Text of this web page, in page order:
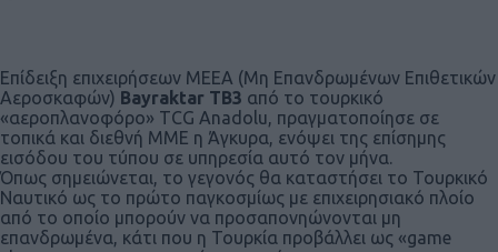
Επίδειξη επιχειρήσεων ΜΕΕΑ (Μη Επανδρωμένων Επιθετικών
Αεροσκαφών) Bayraktar TB3 από το τουρκικό
«αεροπλανοφόρο» TCG Anadolu, πραγματοποίησε σε
τοπικά και διεθνή ΜΜΕ η Άγκυρα, ενόψει της επίσημης
εισόδου του τύπου σε υπηρεσία αυτό τον μήνα.
Όπως σημειώνεται, το γεγονός θα καταστήσει το Τουρκικό
Ναυτικό ως το πρώτο παγκοσμίως με επιχειρησιακό πλοίο
από το οποίο μπορούν να προσαπονηώνονται μη
επανδρωμένα, κάτι που η Τουρκία προβάλλει ως «game